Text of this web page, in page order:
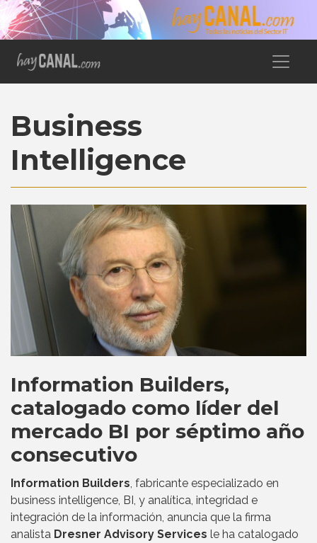
Business
Intelligence
Information Builders,
catalogado como líder del
mercado BI por séptimo año
consecutivo
Information Builders, fabricante especializado en
business intelligence, BI, y analítica, integridad e
integración de la información, anuncia que la firma
analista Dresner Advisory Services le ha catalogado